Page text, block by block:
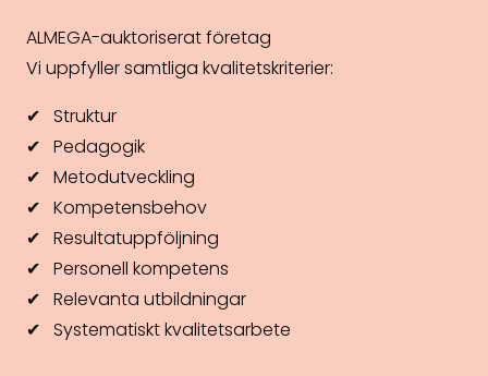
ALMEGA-auktoriserat företag
Vi uppfyller samtliga kvalitetskriterier:
✔ Struktur
✔ Pedagogik
✔ Metodutveckling
✔ Kompetensbehov
✔ Resultatuppföljning
✔ Personell kompetens
✔ Relevanta utbildningar
✔ Systematiskt kvalitetsarbete